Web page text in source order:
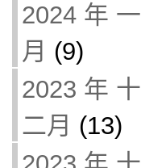
2024 年 一
月 (9)
2023 年 十
二月 (13)